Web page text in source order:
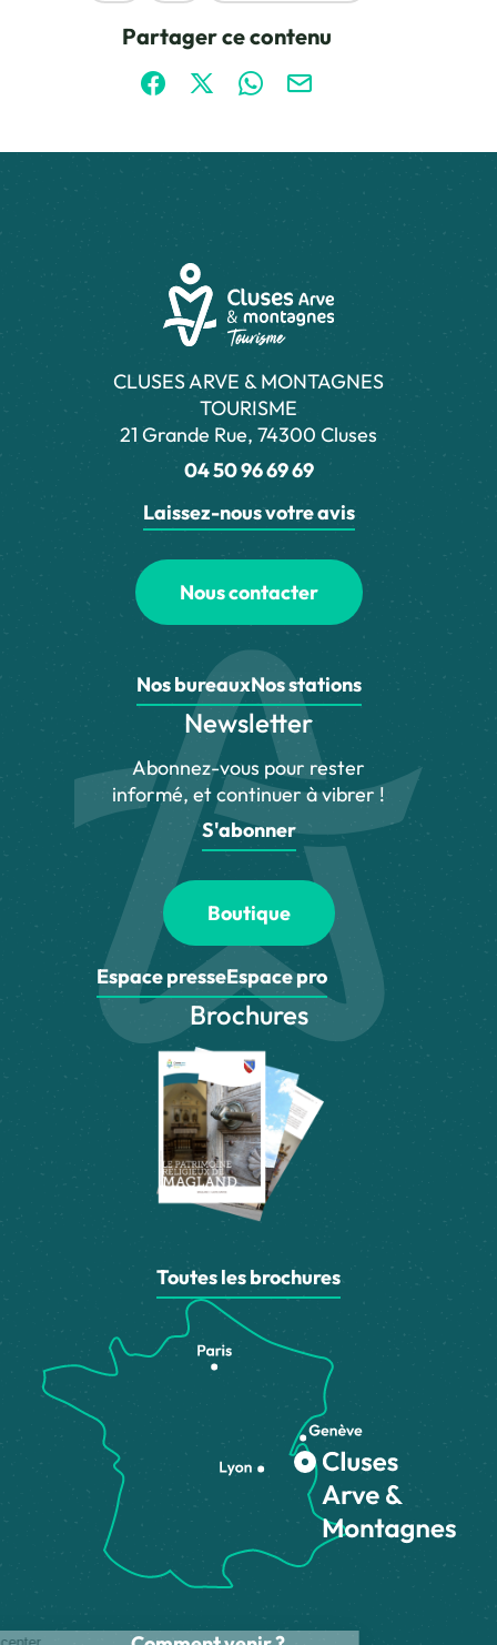
Partager ce contenu
Partager sur Facebook (nouvelle fenêtre)
Partager sur X / Twitter (nouvelle
Partager sur WhatsApp
Partager par mail
CLUSES ARVE & MONTAGNES
TOURISME
21 Grande Rue, 74300 Cluses
04 50 96 69 69
Laissez-nous votre avis
Nous contacter
Nos bureauxNos stations
Newsletter
Abonnez-vous pour rester
informé, et continuer à vibrer !
S'abonner
Boutique
Espace presseEspace pro
Brochures
Toutes les brochures